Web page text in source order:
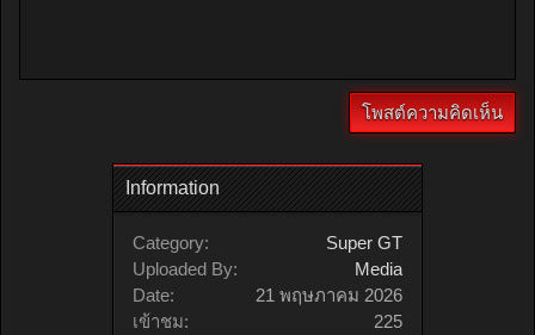
Information
Category:
Super GT
Uploaded By:
Media
Date:
21 พฤษภาคม 2026
เข้าชม:
225